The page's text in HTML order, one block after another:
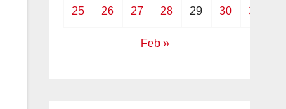
25 26 27 28 29 30 31
Feb »